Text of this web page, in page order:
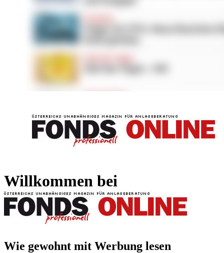
Willkommen bei
Wie gewohnt mit Werbung lesen